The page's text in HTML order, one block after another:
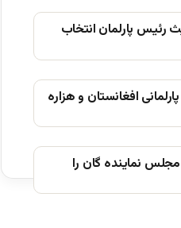
رئیس پارلمان انتخاب
افغانستان و ھزاره
نماینده گان را